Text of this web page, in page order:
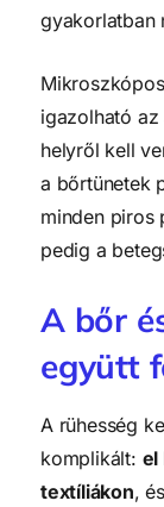
gyakorlatban
igazolható
helyről kell
a bőrtünetek
minden piros
pedig a
A bőr
együtt
A rühesség
komplikált: el
textíliákon,